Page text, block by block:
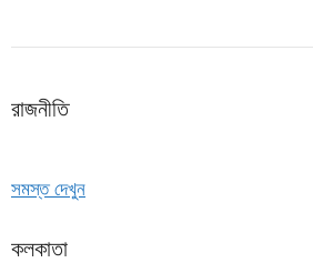
রাজনীতি
সমস্ত দেখুন
কলকাতা